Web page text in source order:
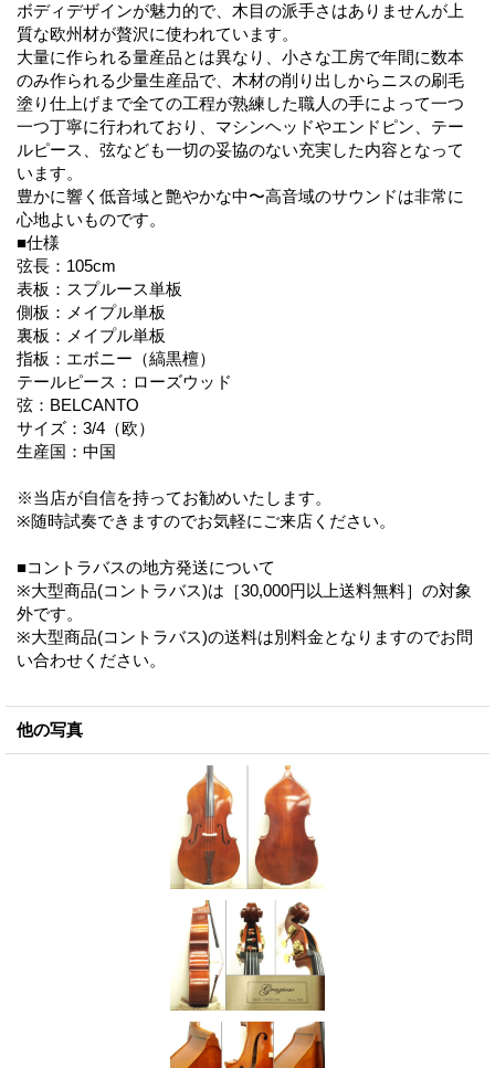
ボディデザインが魅力的で、木目の派手さはありませんが上
質な欧州材が贅沢に使われています。
大量に作られる量産品とは異なり、小さな工房で年間に数本
のみ作られる少量生産品で、木材の削り出しからニスの刷毛
塗り仕上げまで全ての工程が熟練した職人の手によって一つ
一つ丁寧に行われており、マシンヘッドやエンドピン、テー
ルピース、弦なども一切の妥協のない充実した内容となって
います。
豊かに響く低音域と艶やかな中〜高音域のサウンドは非常に
心地よいものです。
■仕様
弦長：105cm
表板：スプルース単板
側板：メイプル単板
裏板：メイプル単板
指板：エボニー（縞黒檀）
テールピース：ローズウッド
弦：BELCANTO
サイズ：3/4（欧）
生産国：中国
※当店が自信を持ってお勧めいたします。
※随時試奏できますのでお気軽にご来店ください。
■コントラバスの地方発送について
※大型商品(コントラバス)は［30,000円以上送料無料］の対象
外です。
※大型商品(コントラバス)の送料は別料金となりますのでお問
い合わせください。
他の写真